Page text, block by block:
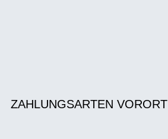
ZAHLUNGSARTEN VORORT